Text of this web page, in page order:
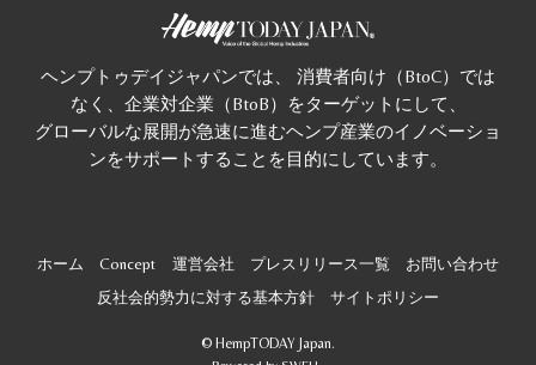
ヘンプトゥデイジャパンでは、 消費者向け（BtoC）では
なく、企業対企業（BtoB）をターゲットにして、
グローバルな展開が急速に進むヘンプ産業のイノベーショ
ンをサポートすることを目的にしています。
ホーム Concept 運営会社 プレスリリース一覧
お問い合わせ
反社会的勢力に対する基本方針
サイトポリシー
© HempTODAY Japan.